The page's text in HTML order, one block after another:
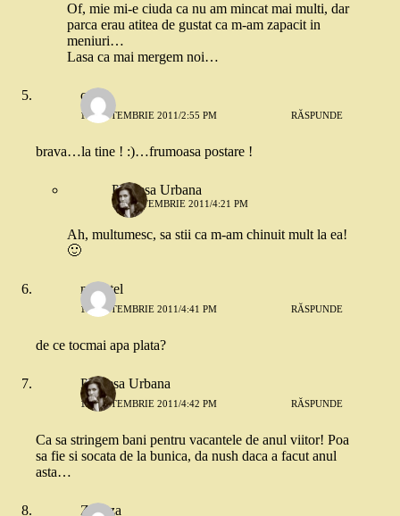
Of, mie mi-e ciuda ca nu am mincat mai multi, dar
parca erau atitea de gustat ca m-am zapacit in
meniuri…
Lasa ca mai mergem noi…
coco
15 SEPTEMBRIE 2011/2:55 PM RĂSPUNDE
brava…la tine ! :)…frumoasa postare !
Printesa Urbana
15 SEPTEMBRIE 2011/4:21 PM
Ah, multumesc, sa stii ca m-am chinuit mult la ea!
🙂
musetel
15 SEPTEMBRIE 2011/4:41 PM RĂSPUNDE
de ce tocmai apa plata?
Printesa Urbana
15 SEPTEMBRIE 2011/4:42 PM RĂSPUNDE
Ca sa stringem bani pentru vacantele de anul viitor! Poa
sa fie si socata de la bunica, da nush daca a facut anul
asta…
Zazuza